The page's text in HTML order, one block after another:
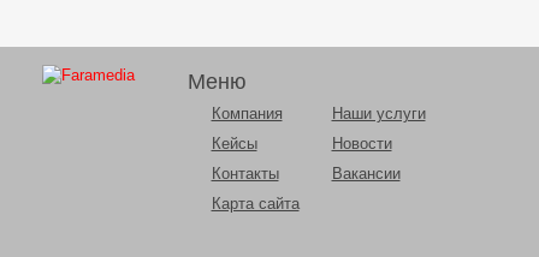
Меню
Компания
Наши услуги
Кейсы
Новости
Контакты
Вакансии
Карта сайта